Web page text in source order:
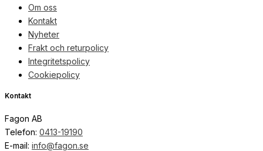
Om oss
Kontakt
Nyheter
Frakt och returpolicy
Integritetspolicy
Cookiepolicy
Kontakt
Fagon AB
Telefon: 0413-19190
E-mail: info@fagon.se